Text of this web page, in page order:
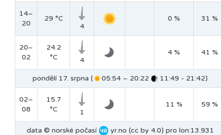
14–
20
29 °C
4
0 % 31 %
20–
02
24.2
°C
4
4 % 41 %
pondělí 17. srpna ( 05:54 – 20:22 11:49 - 21:42)
02–
08
15.7
°C
1
11 % 59 %
data © norské počasí
yr.no (cc by 4.0) pro lon:13.931